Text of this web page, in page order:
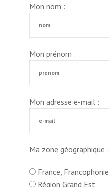
Mon nom :
Mon prénom :
Mon adresse e-mail :
Ma zone géographique :
France, Franco­phonie
Région Grand Est